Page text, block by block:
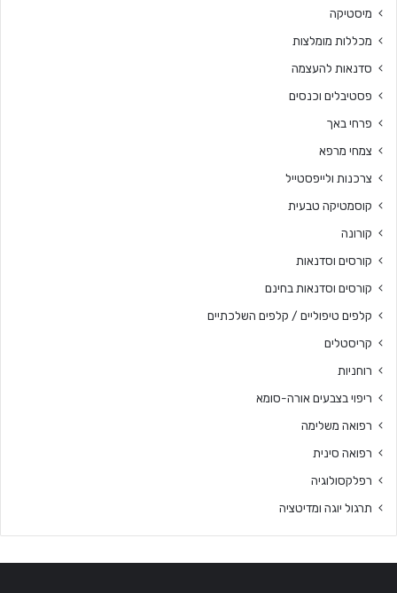
מיסטיקה
מכללות מומלצות
סדנאות להעצמה
פסטיבלים וכנסים
פרחי באך
צמחי מרפא
צרכנות ולייפסטייל
קוסמטיקה טבעית
קורונה
קורסים וסדנאות
קורסים וסדנאות בחינם
קלפים טיפוליים / קלפים השלכתיים
קריסטלים
רוחניות
ריפוי בצבעים אורה-סומא
רפואה משלימה
רפואה סינית
רפלקסולוגיה
תרגול יוגה ומדיטציה